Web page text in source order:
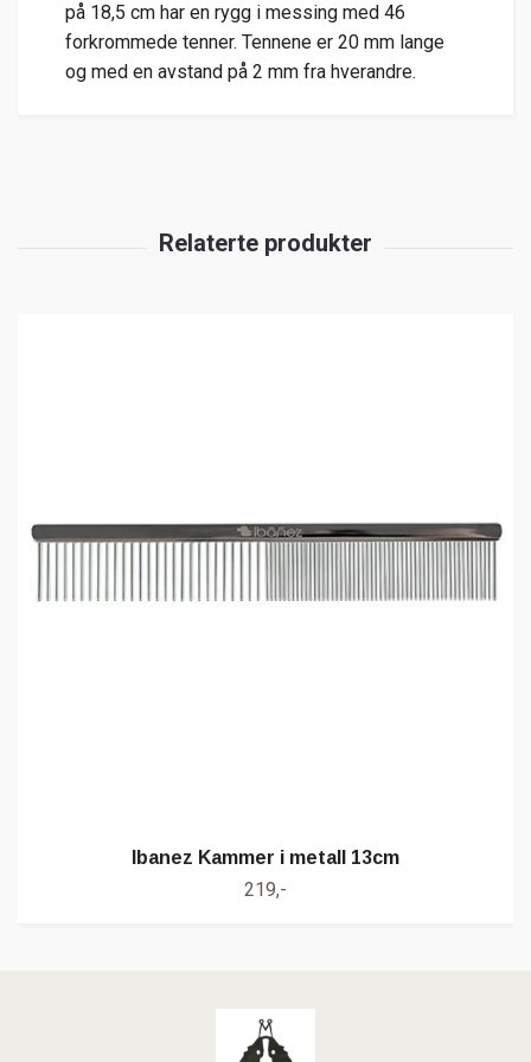
på 18,5 cm har en rygg i messing med 46
forkrommede tenner. Tennene er 20 mm lange
og med en avstand på 2 mm fra hverandre.
Ibanez Kammer i metall 13cm
219,-